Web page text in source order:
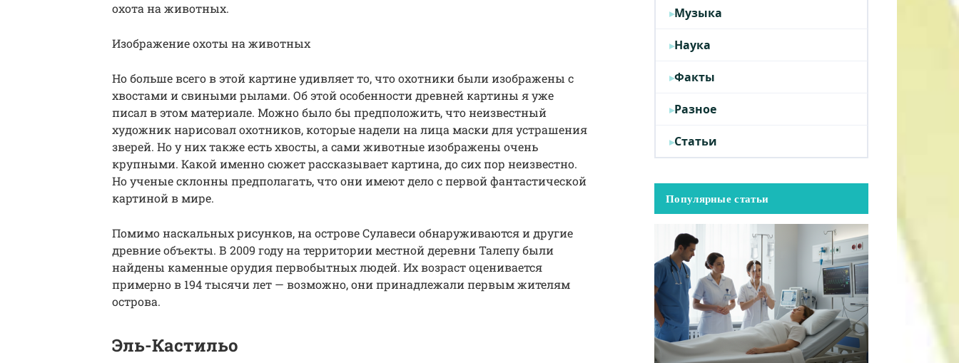
охота на животных.
Изображение охоты на животных
Но больше всего в этой картине удивляет то, что охотники были изображены с
хвостами и свиными рылами. Об этой особенности древней картины я уже
писал в этом материале. Можно было бы предположить, что неизвестный
художник нарисовал охотников, которые надели на лица маски для устрашения
зверей. Но у них также есть хвосты, а сами животные изображены очень
крупными. Какой именно сюжет рассказывает картина, до сих пор неизвестно.
Но ученые склонны предполагать, что они имеют дело с первой фантастической
картиной в мире.
Помимо наскальных рисунков, на острове Сулавеси обнаруживаются и другие
древние объекты. В 2009 году на территории местной деревни Талепу были
найдены каменные орудия первобытных людей. Их возраст оценивается
примерно в 194 тысячи лет — возможно, они принадлежали первым жителям
острова.
Эль-Кастильо
Музыка
Наука
Факты
Разное
Статьи
Популярные статьи